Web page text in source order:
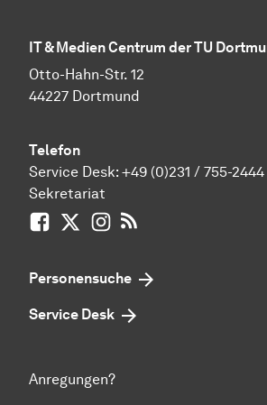
IT & Medien Centrum der TU
Otto-Hahn-Str. 12
44227 Dortmund
Telefon
Service Desk: +49 (0)231 / 755-2444
Sekretariat
FacebookX / vormals Twitter
Instagram
Personensuche
Service Desk
Anregungen?